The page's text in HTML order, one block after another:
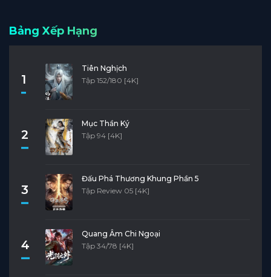
Bảng Xếp Hạng
1
Tiên Nghịch
Tập 152/180 [4K]
2
Mục Thần Ký
Tập 94 [4K]
3
Đấu Phá Thương Khung Phần 5
Tập Review 05 [4K]
4
Quang Âm Chi Ngoại
Tập 34/78 [4K]